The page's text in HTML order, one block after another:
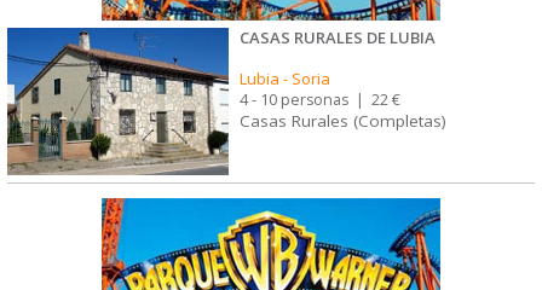
CASAS RURALES DE LUBIA
Lubia - Soria
4 - 10 personas | 22 €
Casas Rurales (Completas)